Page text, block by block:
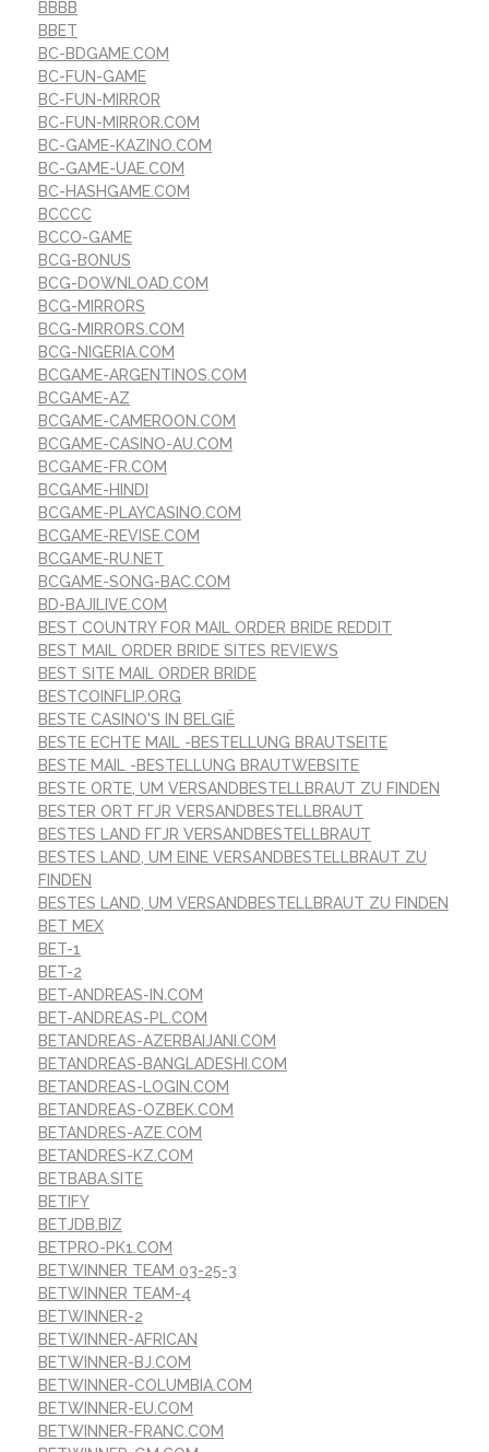
BBBB
BBET
BC-BDGAME.COM
BC-FUN-GAME
BC-FUN-MIRROR
BC-FUN-MIRROR.COM
BC-GAME-KAZINO.COM
BC-GAME-UAE.COM
BC-HASHGAME.COM
BCCCC
BCCO-GAME
BCG-BONUS
BCG-DOWNLOAD.COM
BCG-MIRRORS
BCG-MIRRORS.COM
BCG-NIGERIA.COM
BCGAME-ARGENTINOS.COM
BCGAME-AZ
BCGAME-CAMEROON.COM
BCGAME-CASINO-AU.COM
BCGAME-FR.COM
BCGAME-HINDI
BCGAME-PLAYCASINO.COM
BCGAME-REVISE.COM
BCGAME-RU.NET
BCGAME-SONG-BAC.COM
BD-BAJILIVE.COM
BEST COUNTRY FOR MAIL ORDER BRIDE REDDIT
BEST MAIL ORDER BRIDE SITES REVIEWS
BEST SITE MAIL ORDER BRIDE
BESTCOINFLIP.ORG
BESTE CASINO'S IN BELGIË
BESTE ECHTE MAIL -BESTELLUNG BRAUTSEITE
BESTE MAIL -BESTELLUNG BRAUTWEBSITE
BESTE ORTE, UM VERSANDBESTELLBRAUT ZU FINDEN
BESTER ORT FГЈR VERSANDBESTELLBRAUT
BESTES LAND FГЈR VERSANDBESTELLBRAUT
BESTES LAND, UM EINE VERSANDBESTELLBRAUT ZU
FINDEN
BESTES LAND, UM VERSANDBESTELLBRAUT ZU FINDEN
BET MEX
BET-1
BET-2
BET-ANDREAS-IN.COM
BET-ANDREAS-PL.COM
BETANDREAS-AZERBAIJANI.COM
BETANDREAS-BANGLADESHI.COM
BETANDREAS-LOGIN.COM
BETANDREAS-OZBEK.COM
BETANDRES-AZE.COM
BETANDRES-KZ.COM
BETBABA.SITE
BETIFY
BETJDB.BIZ
BETPRO-PK1.COM
BETWINNER TEAM 03-25-3
BETWINNER TEAM-4
BETWINNER-2
BETWINNER-AFRICAN
BETWINNER-BJ.COM
BETWINNER-COLUMBIA.COM
BETWINNER-EU.COM
BETWINNER-FRANC.COM